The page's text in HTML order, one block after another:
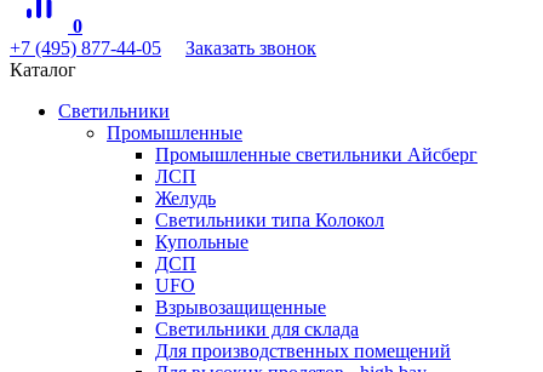
0
+7 (495) 877-44-05
Заказать звонок
Каталог
Светильники
Промышленные
Промышленные светильники Айсберг
ЛСП
Желудь
Светильники типа Колокол
Купольные
ДСП
UFO
Взрывозащищенные
Светильники для склада
Для производственных помещений